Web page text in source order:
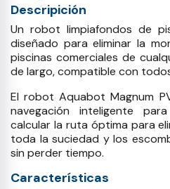
Descripición
Un robot limpiafondos de
diseñado para eliminar la
piscinas comerciales de
de largo, compatible con
El robot Aquabot Magnum
navegación inteligente
calcular la ruta óptima para
toda la suciedad y los
sin perder tiempo.
Características